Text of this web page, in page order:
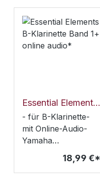
großem Hallo- Alle
zusammen- Sait
Marsch der Priester
aus Die Zauberflöte/
Brautlied aus
In einem kühlen
Grunde/ Oh when
the Saints
Essential Elements B-Klarinette Band 1+ online audio*
- für B-Klarinette-
mit Online-Audio-
Yamaha
Bläserklasse Serie-
zum frühzeitigen
Üben des
18,99 €*